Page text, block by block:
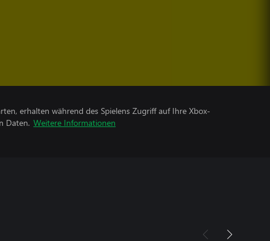
erhalten während des Spielens Zugriff auf Ihre Xbox-
Daten. Weitere Informationen